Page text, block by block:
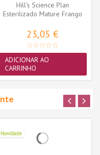
Hill's Science Plan
Esterilizado Mature Frango
23,05 €
ADICIONAR AO
CARRINHO
Novidade